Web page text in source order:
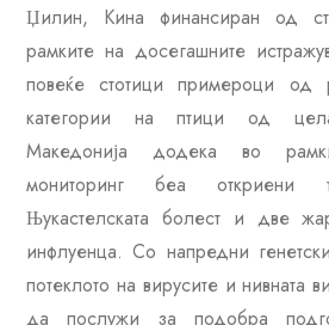
Џилин, Кина финансиран од
рамките на досегашните
повеќе стотици примероци од
категории на птици од
Македонија додека во
мониторинг беа
Њукастелската болест и две
инфлуенца. Со напредни
потеклото на вирусите и нивната
да послужи за подобра